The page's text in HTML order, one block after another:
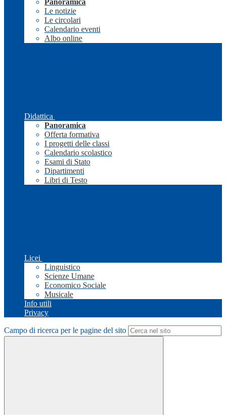
Panoramica
Le notizie
Le circolari
Calendario eventi
Albo online
Didattica
Panoramica
Offerta formativa
I progetti delle classi
Calendario scolastico
Esami di Stato
Dipartimenti
Libri di Testo
Licei
Linguistico
Scienze Umane
Economico Sociale
Musicale
Info utili
Privacy
Campo di ricerca per le pagine del sito